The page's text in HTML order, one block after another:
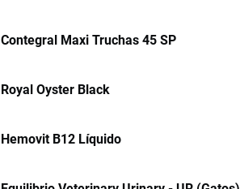
Contegral Maxi Truchas 45 SP
Royal Oyster Black
Hemovit B12 Líquido